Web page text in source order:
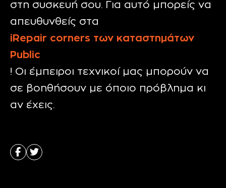
στη συσκευή σου. Για αυτό μπορείς να
απευθυνθείς στα
iRepair corners των καταστημάτων
Public
! Οι έμπειροι τεχνικοί μας μπορούν να
σε βοηθήσουν με όποιο πρόβλημα κι
αν έχεις.